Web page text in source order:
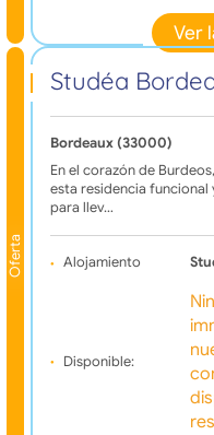
Ver
Oferta
Studéa
Bordeaux (33000)
En el corazón de
esta residencia
para llev…
Alojamiento
Disponible: